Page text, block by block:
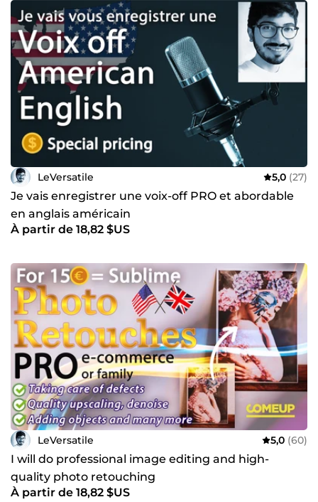
LeVersatile 5,0 (27)
Je vais enregistrer une voix-off PRO et abordable
en anglais américain
À partir de 18,82 $US
LeVersatile 5,0 (60)
I will do professional image editing and high-
quality photo retouching
À partir de 18,82 $US